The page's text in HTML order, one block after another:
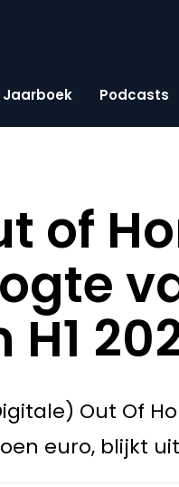
Jaarboek Podcasts
of
Out Of
euro, blijkt